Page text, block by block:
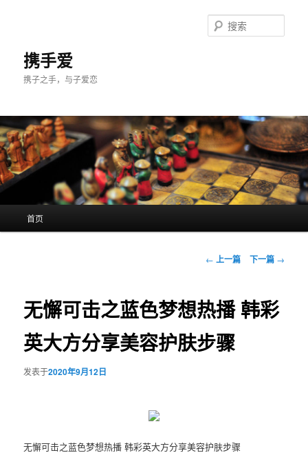
携手爱
携子之手，与子爱恋
索
首页
文
航
← 上一篇 下一篇 →
无懈可击之蓝色梦想热播 韩彩
英大方分享美容护肤步骤
发表于2020年9月12日
无懈可击之蓝色梦想热播 韩彩英大方分享美容护肤步骤